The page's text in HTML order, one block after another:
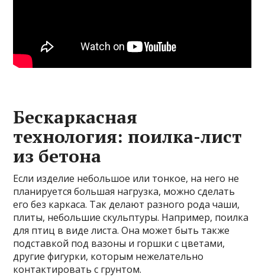
Бескаркасная
технология: поилка-лист
из бетона
Если изделие небольшое или тонкое, на него не
планируется большая нагрузка, можно сделать
его без каркаса. Так делают разного рода чаши,
плиты, небольшие скульптуры. Например, поилка
для птиц в виде листа. Она может быть также
подставкой под вазоны и горшки с цветами,
другие фигурки, которым нежелательно
контактировать с грунтом.